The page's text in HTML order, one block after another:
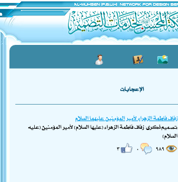
الإعجابات
زفاف فاطمة الزهراء لأمير المؤمنين عليهما السلام
تصميم ذكرى: زفاف فاطمة الزهراء (عليها السلام) لأمير المؤمنين (عليه
السلام)